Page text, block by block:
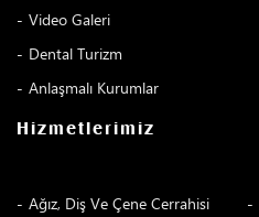
Video Galeri
Dental Turizm
Anlaşmalı Kurumlar
Hizmetlerimiz
Ağız, Diş Ve Çene Cerrahisi